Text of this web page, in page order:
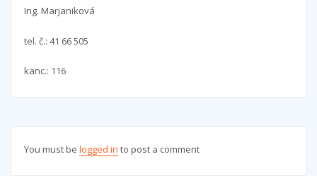
Ing. Marjaniková
tel. č.: 41 66 505
kanc.: 116
You must be logged in to post a comment